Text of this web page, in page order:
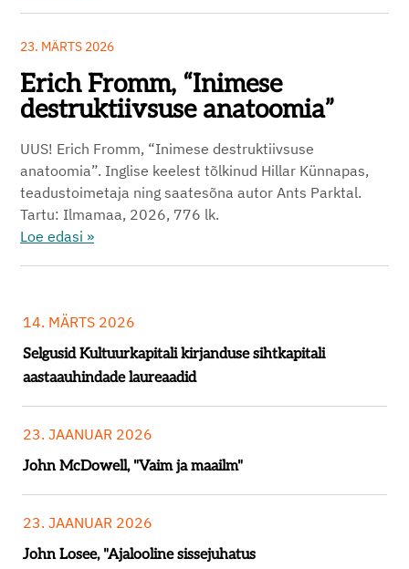
23. MÄRTS 2026
Erich Fromm, “Inimese
destruktiivsuse anatoomia”
UUS! Erich Fromm, “Inimese destruktiivsuse
anatoomia”. Inglise keelest tõlkinud Hillar Künnapas,
teadustoimetaja ning saatesõna autor Ants Parktal.
Tartu: Ilmamaa, 2026, 776 lk.
Loe edasi »
14. MÄRTS 2026
Selgusid Kultuurkapitali kirjanduse sihtkapitali
aastaauhindade laureaadid
23. JAANUAR 2026
John McDowell, "Vaim ja maailm"
23. JAANUAR 2026
John Losee, "Ajalooline sissejuhatus